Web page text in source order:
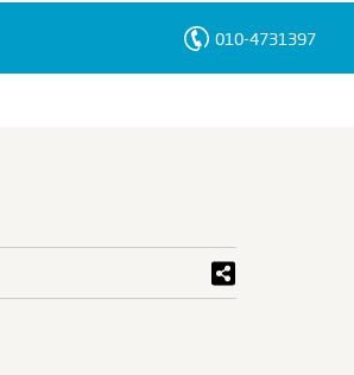
010-4731397